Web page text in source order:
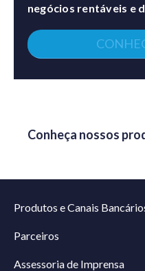
negócios rentáveis e
Conheça nossos
Produtos e Canais
Parceiros
Assessoria de Imprensa